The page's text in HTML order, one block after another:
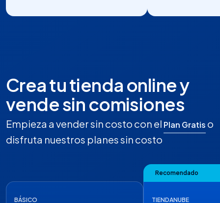
Crea tu tienda online y
vende sin comisiones
Empieza a vender sin costo con el Plan Gratis o
disfruta nuestros planes sin costo
BÁSICO
Recomendado
TIENDANUBE